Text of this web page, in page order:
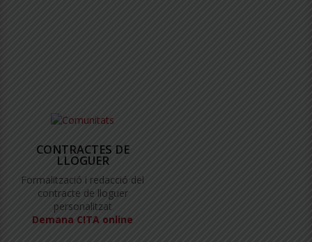
CONTRACTES DE
LLOGUER
Formalització i redacció del
contracte de lloguer
personalitzat
Demana CITA online